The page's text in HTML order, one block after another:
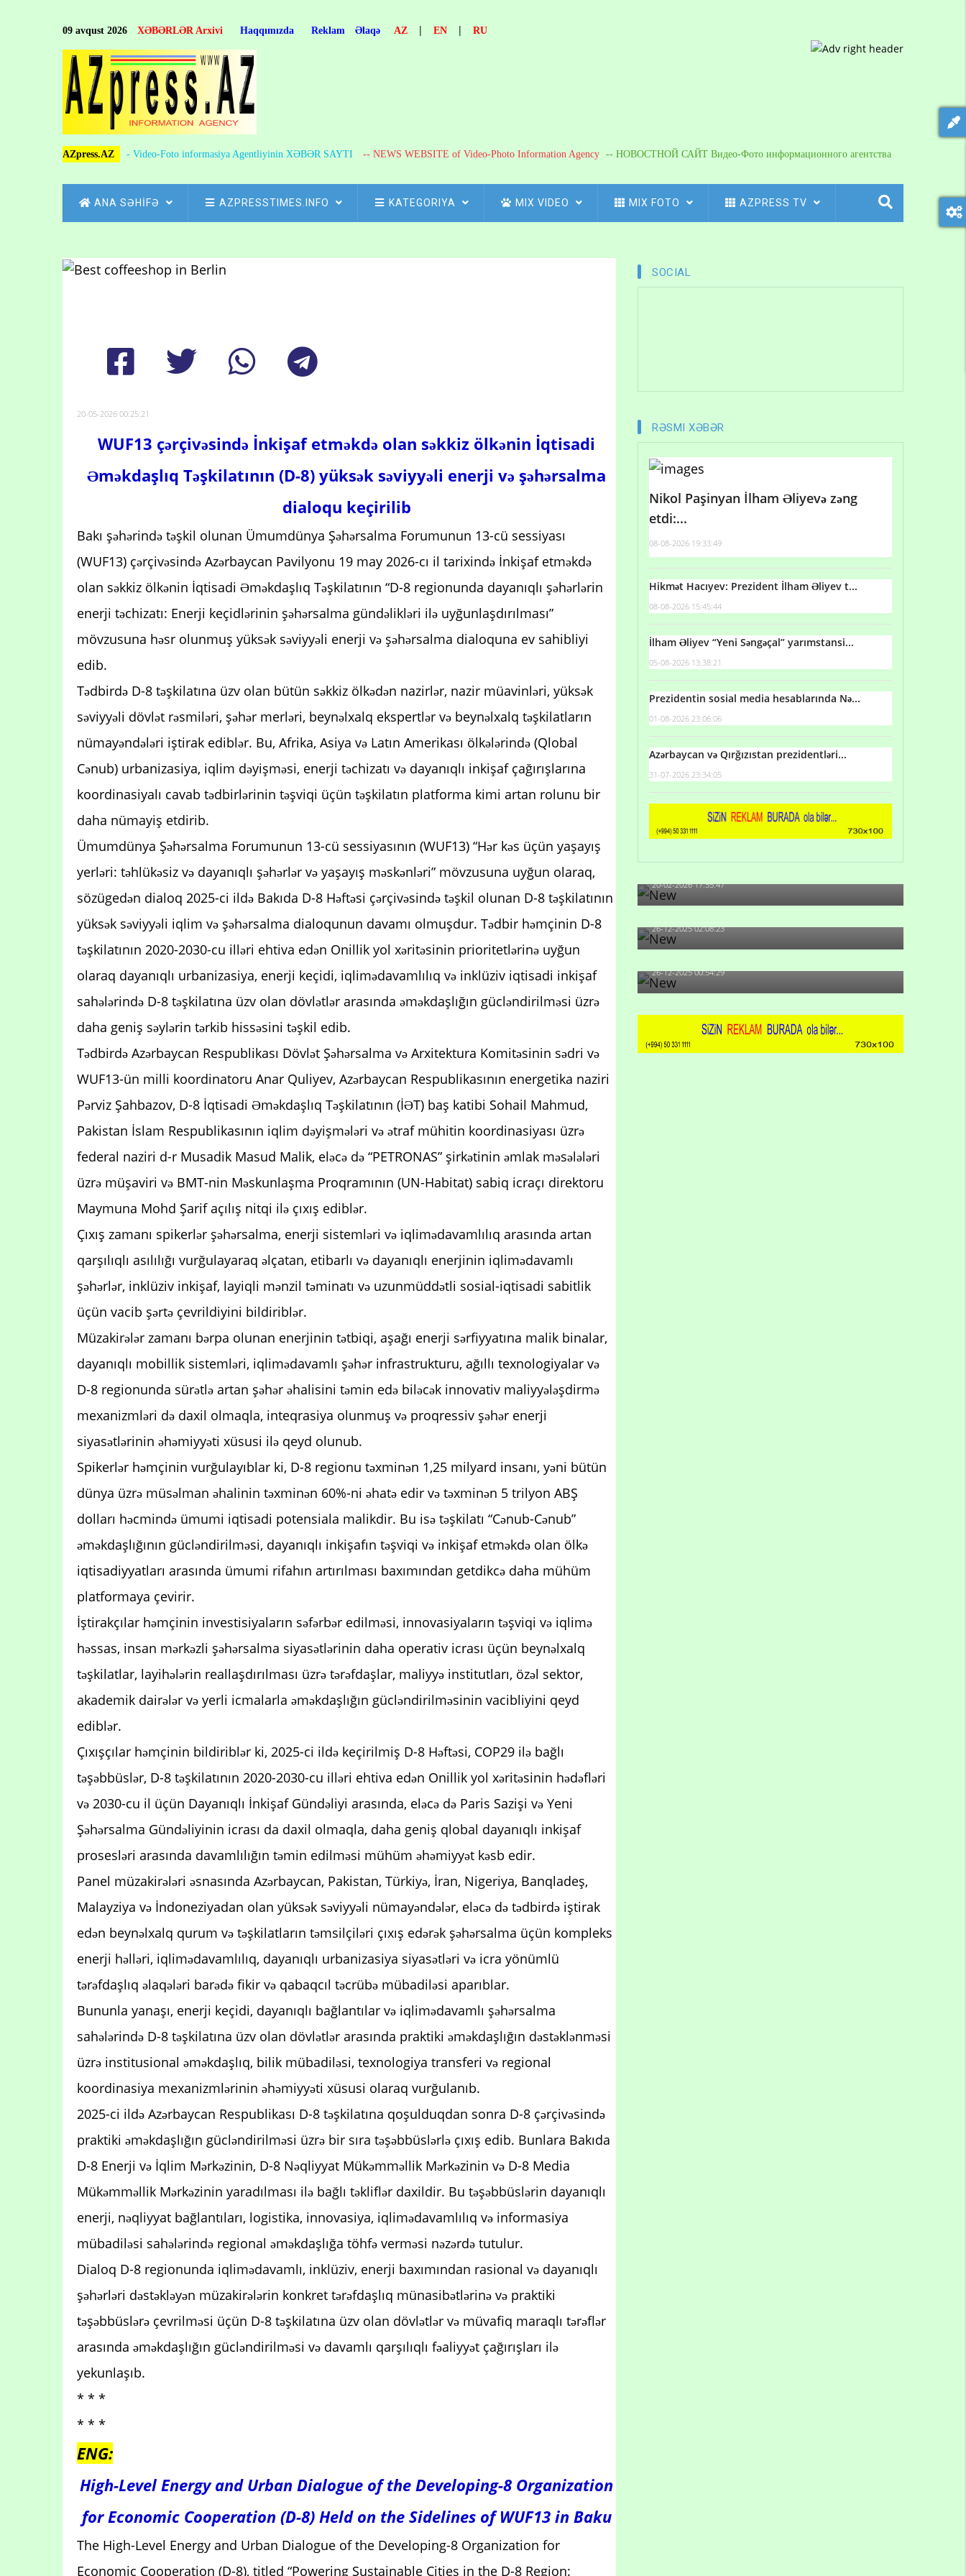
09 avqust 2026 XƏBƏRLƏR Arxivi Haqqımızda Reklam Əlaqə AZ | EN | RU
AZpress.AZ - Video-Foto informasiya Agentliyinin XƏBƏR SAYTI -- NEWS WEBSITE of Video-Photo Information Agency -- НОВОСТНОЙ САЙТ Видео-Фото информационного агентства
MAIN
NAVIGATION
ANA SƏHİFƏ AZPRESSTIMES.INFO KATEGORIYA MIX VIDEO MIX FOTO AZPRESS TV
Breadcrumb
20-05-2026 00:25:21
WUF13 çərçivəsində İnkişaf etməkdə olan səkkiz ölkənin İqtisadi
Əməkdaşlıq Təşkilatının (D-8) yüksək səviyyəli enerji və şəhərsalma
dialoqu keçirilib
Bakı şəhərində təşkil olunan Ümumdünya Şəhərsalma Forumunun 13-cü sessiyası
(WUF13) çərçivəsində Azərbaycan Pavilyonu 19 may 2026-cı il tarixində İnkişaf etməkdə
olan səkkiz ölkənin İqtisadi Əməkdaşlıq Təşkilatının “D-8 regionunda dayanıqlı şəhərlərin
enerji təchizatı: Enerji keçidlərinin şəhərsalma gündəlikləri ilə uyğunlaşdırılması”
mövzusuna həsr olunmuş yüksək səviyyəli enerji və şəhərsalma dialoquna ev sahibliyi
edib.
Tədbirdə D-8 təşkilatına üzv olan bütün səkkiz ölkədən nazirlər, nazir müavinləri, yüksək
səviyyəli dövlət rəsmiləri, şəhər merləri, beynəlxalq ekspertlər və beynəlxalq təşkilatların
nümayəndələri iştirak ediblər. Bu, Afrika, Asiya və Latın Amerikası ölkələrində (Qlobal
Cənub) urbanizasiya, iqlim dəyişməsi, enerji təchizatı və dayanıqlı inkişaf çağırışlarına
koordinasiyalı cavab tədbirlərinin təşviqi üçün təşkilatın platforma kimi artan rolunu bir
daha nümayiş etdirib.
Ümumdünya Şəhərsalma Forumunun 13-cü sessiyasının (WUF13) “Hər kəs üçün yaşayış
yerləri: təhlükəsiz və dayanıqlı şəhərlər və yaşayış məskənləri” mövzusuna uyğun olaraq,
sözügedən dialoq 2025-ci ildə Bakıda D-8 Həftəsi çərçivəsində təşkil olunan D-8 təşkilatının
yüksək səviyyəli iqlim və şəhərsalma dialoqunun davamı olmuşdur. Tədbir həmçinin D-8
təşkilatının 2020-2030-cu illəri ehtiva edən Onillik yol xəritəsinin prioritetlərinə uyğun
olaraq dayanıqlı urbanizasiya, enerji keçidi, iqlimədavamlılıq və inklüziv iqtisadi inkişaf
sahələrində D-8 təşkilatına üzv olan dövlətlər arasında əməkdaşlığın gücləndirilməsi üzrə
daha geniş səylərin tərkib hissəsini təşkil edib.
Tədbirdə Azərbaycan Respublikası Dövlət Şəhərsalma və Arxitektura Komitəsinin sədri və
WUF13-ün milli koordinatoru Anar Quliyev, Azərbaycan Respublikasının energetika naziri
Pərviz Şahbazov, D-8 İqtisadi Əməkdaşlıq Təşkilatının (İƏT) baş katibi Sohail Mahmud,
Pakistan İslam Respublikasının iqlim dəyişmələri və ətraf mühitin koordinasiyası üzrə
federal naziri d-r Musadik Masud Malik, eləcə də “PETRONAS” şirkətinin əmlak məsələləri
üzrə müşaviri və BMT-nin Məskunlaşma Proqramının (UN-Habitat) sabiq icraçı direktoru
Maymuna Mohd Şarif açılış nitqi ilə çıxış ediblər.
Çıxış zamanı spikerlər şəhərsalma, enerji sistemləri və iqlimədavamlılıq arasında artan
qarşılıqlı asılılığı vurğulayaraq əlçatan, etibarlı və dayanıqlı enerjinin iqlimədavamlı
şəhərlər, inklüziv inkişaf, layiqli mənzil təminatı və uzunmüddətli sosial-iqtisadi sabitlik
üçün vacib şərtə çevrildiyini bildiriblər.
Müzakirələr zamanı bərpa olunan enerjinin tətbiqi, aşağı enerji sərfiyyatına malik binalar,
dayanıqlı mobillik sistemləri, iqlimədavamlı şəhər infrastrukturu, ağıllı texnologiyalar və
D-8 regionunda sürətlə artan şəhər əhalisini təmin edə biləcək innovativ maliyyələşdirmə
mexanizmləri də daxil olmaqla, inteqrasiya olunmuş və proqressiv şəhər enerji
siyasətlərinin əhəmiyyəti xüsusi ilə qeyd olunub.
Spikerlər həmçinin vurğulayıblar ki, D-8 regionu təxminən 1,25 milyard insanı, yəni bütün
dünya üzrə müsəlman əhalinin təxminən 60%-ni əhatə edir və təxminən 5 trilyon ABŞ
dolları həcmində ümumi iqtisadi potensiala malikdir. Bu isə təşkilatı “Cənub-Cənub”
əməkdaşlığının gücləndirilməsi, dayanıqlı inkişafın təşviqi və inkişaf etməkdə olan ölkə
iqtisadiyyatları arasında ümumi rifahın artırılması baxımından getdikcə daha mühüm
platformaya çevirir.
İştirakçılar həmçinin investisiyaların səfərbər edilməsi, innovasiyaların təşviqi və iqlimə
həssas, insan mərkəzli şəhərsalma siyasətlərinin daha operativ icrası üçün beynəlxalq
təşkilatlar, layihələrin reallaşdırılması üzrə tərəfdaşlar, maliyyə institutları, özəl sektor,
akademik dairələr və yerli icmalarla əməkdaşlığın gücləndirilməsinin vacibliyini qeyd
ediblər.
Çıxışçılar həmçinin bildiriblər ki, 2025-ci ildə keçirilmiş D-8 Həftəsi, COP29 ilə bağlı
təşəbbüslər, D-8 təşkilatının 2020-2030-cu illəri ehtiva edən Onillik yol xəritəsinin hədəfləri
və 2030-cu il üçün Dayanıqlı İnkişaf Gündəliyi arasında, eləcə də Paris Sazişi və Yeni
Şəhərsalma Gündəliyinin icrası da daxil olmaqla, daha geniş qlobal dayanıqlı inkişaf
prosesləri arasında davamlılığın təmin edilməsi mühüm əhəmiyyət kəsb edir.
Panel müzakirələri əsnasında Azərbaycan, Pakistan, Türkiyə, İran, Nigeriya, Banqladeş,
Malayziya və İndoneziyadan olan yüksək səviyyəli nümayəndələr, eləcə də tədbirdə iştirak
edən beynəlxalq qurum və təşkilatların təmsilçiləri çıxış edərək şəhərsalma üçün kompleks
enerji həlləri, iqlimədavamlılıq, dayanıqlı urbanizasiya siyasətləri və icra yönümlü
tərəfdaşlıq əlaqələri barədə fikir və qabaqcıl təcrübə mübadiləsi aparıblar.
Bununla yanaşı, enerji keçidi, dayanıqlı bağlantılar və iqlimədavamlı şəhərsalma
sahələrində D-8 təşkilatına üzv olan dövlətlər arasında praktiki əməkdaşlığın dəstəklənməsi
üzrə institusional əməkdaşlıq, bilik mübadiləsi, texnologiya transferi və regional
koordinasiya mexanizmlərinin əhəmiyyəti xüsusi olaraq vurğulanıb.
2025-ci ildə Azərbaycan Respublikası D-8 təşkilatına qoşulduqdan sonra D-8 çərçivəsində
praktiki əməkdaşlığın gücləndirilməsi üzrə bir sıra təşəbbüslərlə çıxış edib. Bunlara Bakıda
D-8 Enerji və İqlim Mərkəzinin, D-8 Nəqliyyat Mükəmməllik Mərkəzinin və D-8 Media
Mükəmməllik Mərkəzinin yaradılması ilə bağlı təkliflər daxildir. Bu təşəbbüslərin dayanıqlı
enerji, nəqliyyat bağlantıları, logistika, innovasiya, iqlimədavamlılıq və informasiya
mübadiləsi sahələrində regional əməkdaşlığa töhfə verməsi nəzərdə tutulur.
Dialoq D-8 regionunda iqlimədavamlı, inklüziv, enerji baxımından rasional və dayanıqlı
şəhərləri dəstəkləyən müzakirələrin konkret tərəfdaşlıq münasibətlərinə və praktiki
təşəbbüslərə çevrilməsi üçün D-8 təşkilatına üzv olan dövlətlər və müvafiq maraqlı tərəflər
arasında əməkdaşlığın gücləndirilməsi və davamlı qarşılıqlı fəaliyyət çağırışları ilə
yekunlaşıb.
* * *
* * *
ENG:
High-Level Energy and Urban Dialogue of the Developing-8 Organization
for Economic Cooperation (D-8) Held on the Sidelines of WUF13 in Baku
The High-Level Energy and Urban Dialogue of the Developing-8 Organization for
Economic Cooperation (D-8), titled “Powering Sustainable Cities in the D-8 Region:
SOCIAL
RƏSMI XƏBƏR
Nikol Paşinyan İlham Əliyevə zəng
etdi:...
08-08-2026 19:33:49
Hikmət Hacıyev: Prezident İlham Əliyev t...
08-08-2026 15:45:44
İlham Əliyev “Yeni Səngəçal” yarımstansi...
05-08-2026 13:38:21
Prezidentin sosial media hesablarında Nə...
01-08-2026 23:06:06
Azərbaycan və Qırğızıstan prezidentləri...
31-07-2026 23:34:05
artıb?
20-02-2026 17:55:47
Məni bura NAZİR GÖNDƏRİB - 1937-ci ildən
fəaliyyətdə olan və...
26-12-2025 02:08:23
-Ay qız, sən məhkəməni udmayacaqsan... Sən
bilirsən də, məni...
26-12-2025 00:54:29